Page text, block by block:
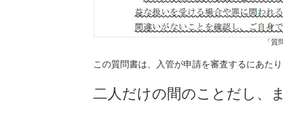
「質
この質問書は、入管が申請を審査するにあた
二人だけの間のことだし、